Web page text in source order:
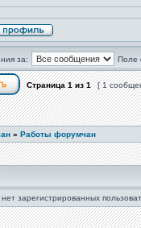
за: Поле
Страница1из1 [ 1
» Работы форумчан
зарегистрированных